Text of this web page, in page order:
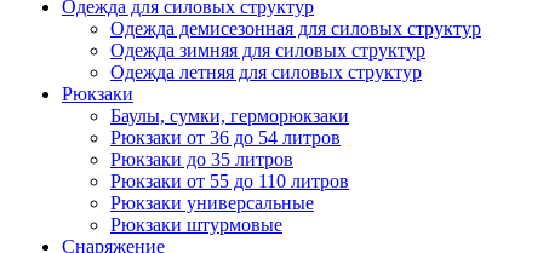
Одежда для силовых структур
Одежда демисезонная для силовых структур
Одежда зимняя для силовых структур
Одежда летняя для силовых структур
Рюкзаки
Баулы, сумки, герморюкзаки
Рюкзаки от 36 до 54 литров
Рюкзаки до 35 литров
Рюкзаки от 55 до 110 литров
Рюкзаки универсальные
Рюкзаки штурмовые
Снаряжение